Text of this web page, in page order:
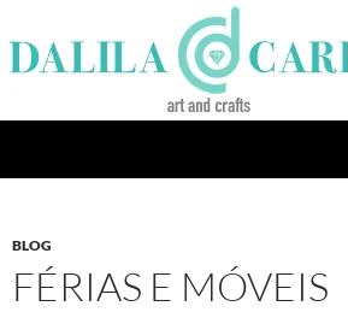
to
content
BLOG
FÉRIAS E MÓVEIS